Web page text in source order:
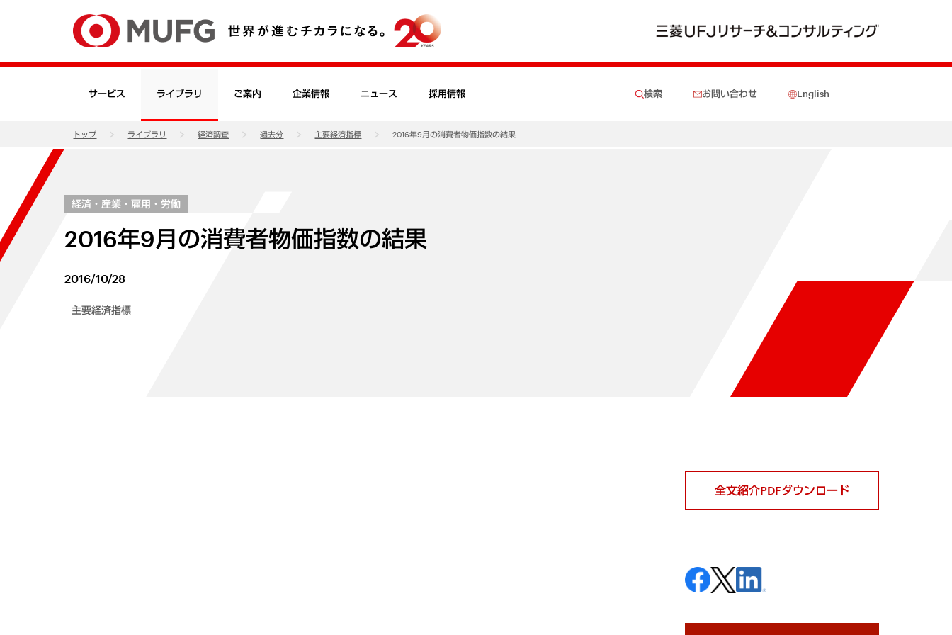
サービス ライブラリ ご案内 企業情報 ニュース 採用情報 検索 お問い合わせ English
トップ ライブラリ 経済調査 過去分 主要経済指標 2016年9月の消費者物価指数の結果
経済・産業・雇用・労働
2016年9月の消費者物価指数の結果
2016/10/28
主要経済指標
全文紹介PDFダウンロード